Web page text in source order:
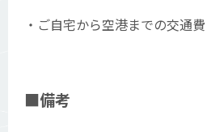
・ご自宅から空港までの交通費
■備考